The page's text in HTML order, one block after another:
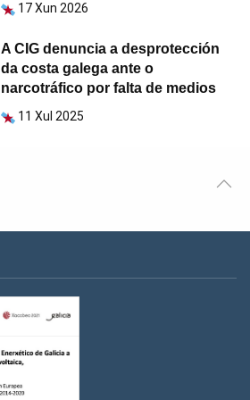
17 Xun 2026
A CIG denuncia a desprotección
da costa galega ante o
narcotráfico por falta de medios
11 Xul 2025